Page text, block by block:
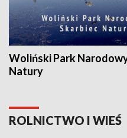
Woliński Park
Natury
ROLNICTWO I WIEŚ